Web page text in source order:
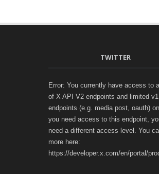
TWITTER
Error: You currently have access to
of X API V2 endpoints and limited
endpoints (e.g. media post, oauth)
you need access to this endpoint,
need a different access level. You
more here:
https://developer.x.com/en/portal/